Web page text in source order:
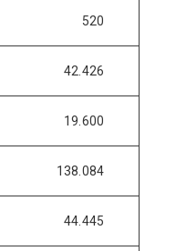
520
42.426
19.600
138.084
44.445